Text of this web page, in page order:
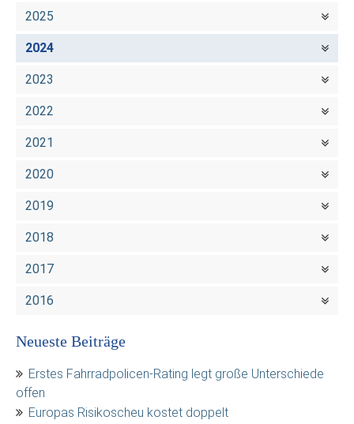
2025
2024
2023
2022
2021
2020
2019
2018
2017
2016
Neueste Beiträge
Erstes Fahrradpolicen-Rating legt große Unterschiede
offen
Europas Risikoscheu kostet doppelt